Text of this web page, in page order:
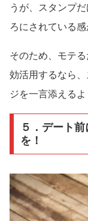
うが、スタンプ
ろにされている
そのため、モテ
効活用するなら
ジを一言添えるよ
５．デート
を！